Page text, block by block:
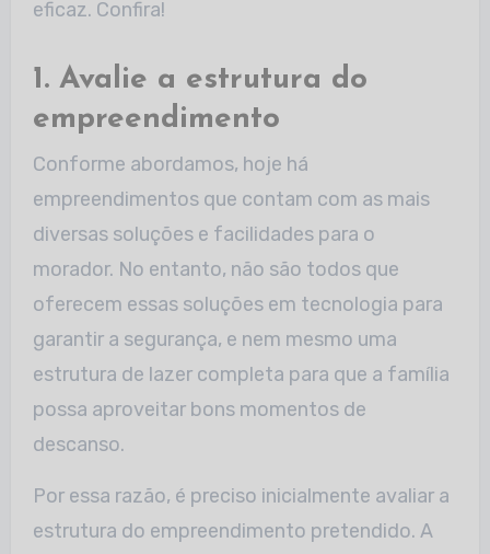
eficaz. Confira!
1. Avalie a estrutura do
empreendimento
Conforme abordamos, hoje há
empreendimentos que contam com as mais
diversas soluções e facilidades para o
morador. No entanto, não são todos que
oferecem essas soluções em tecnologia para
garantir a segurança, e nem mesmo uma
estrutura de lazer completa para que a família
possa aproveitar bons momentos de
descanso.
Por essa razão, é preciso inicialmente avaliar a
estrutura do empreendimento pretendido. A